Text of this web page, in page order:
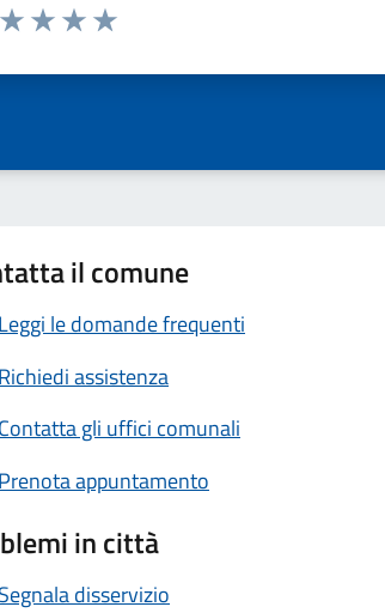
da 1 a 5 stelle la pagina
il comune
Leggi le domande frequenti
Richiedi assistenza
Contatta gli uffici comunali
Prenota appuntamento
in città
Segnala disservizio